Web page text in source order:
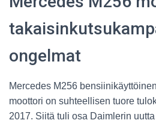
ongelmat
Mercedes M256
moottori on suhteellisen tuore
2017. Siitä tuli osa Daimlerin